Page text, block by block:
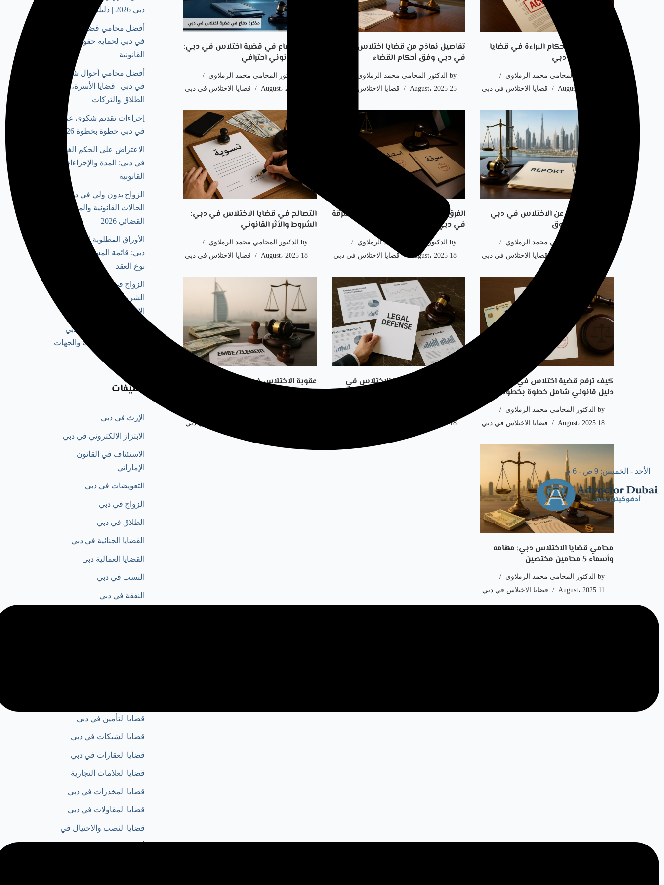
الأحد - الخميس: 9 ص - 6 م
دليل قانوني لاحكام البراءة في قضايا
الاختلاس في دبي
الدكتور المحامي محمد الرملاوي
قضايا الاختلاس في دبي
تفاصيل نماذج من قضايا اختلاس شهيرة
في دبي وفق أحكام القضاء
by الدكتور المحامي محمد الرملاوي
25 August، 2025
قضايا الاختلاس في دبي
مذكرة دفاع في قضية اختلاس في دبي:
نموذج قانوني احترافي
الدكتور المحامي محمد الرملاوي
قضايا الاختلاس في دبي
خطوات التبليغ عن الاختلاس في دبي
مع الأدلة والحقوق
الدكتور المحامي محمد الرملاوي
قضايا الاختلاس في دبي
الفرق بين الاختلاس والاستيلاء والسرقة
في دبي بالتفصيل
by الدكتور المحامي محمد الرملاوي
18 August، 2025
قضايا الاختلاس في دبي
التصالح في قضايا الاختلاس في دبي:
الشروط والأثر القانوني
by الدكتور المحامي محمد الرملاوي
18 August، 2025
قضايا الاختلاس في دبي
كيف ترفع قضية اختلاس في دبي؟
دليل قانوني شامل خطوة بخطوة
by الدكتور المحامي محمد الرملاوي
18 August، 2025
قضايا الاختلاس في دبي
أهم الدفوع في قضايا الاختلاس في
18 August، 2025
عقوبة الاختلاس في دبي الإمارات وأبرز
العقوبات التبعية
قضايا الاختلاس في دبي
محامي قضايا الاختلاس دبي: مهامه
وأسماء 5 محامين مختصين
by الدكتور المحامي محمد الرملاوي
11 August، 2025
قضايا الاختلاس في دبي
دبي 2026 | دليلك الشامل
أفضل محامي قضايا عمالية
في دبي لحماية حقوقك
القانونية
أفضل محامي أحوال شخصية
في دبي | قضايا الأسرة،
الطلاق والتركات
إجراءات تقديم شكوى عمالية
في دبي خطوة بخطوة 2026
الاعتراض على الحكم الغيابي
في دبي: المدة والإجراءات
القانونية
الزواج بدون ولي في دبي:
الحالات القانونية والمسار
القضائي 2026
الأوراق المطلوبة للزواج في
دبي: قائمة المستندات حسب
نوع العقد
الزواج في دبي للأجانب:
الشروط والإجراءات حسب
الإقامة والديانة
توثيق عقد الزواج في دبي
وتصديقه: الإجراءات والجهات
التصنيفات
الإرث في دبي
الابتزاز الالكتروني في دبي
الاستئناف في القانون
الإماراتي
التعويضات في دبي
الزواج في دبي
الطلاق في دبي
القضايا الجنائية في دبي
القضايا العمالية دبي​
النسب في دبي
النفقة في دبي
قضايا التأمين في دبي
قضايا الشيكات في دبي
قضايا العقارات في دبي
قضايا العلامات التجارية
قضايا المخدرات في دبي
قضايا المقاولات في دبي
قضايا النصب والاحتيال في
دبي